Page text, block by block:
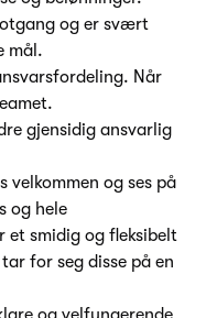
og er svært
mål.
Når
gjensidig ansvarlig
velkommen og ses på
og hele
et smidig og fleksibelt
for seg disse på en